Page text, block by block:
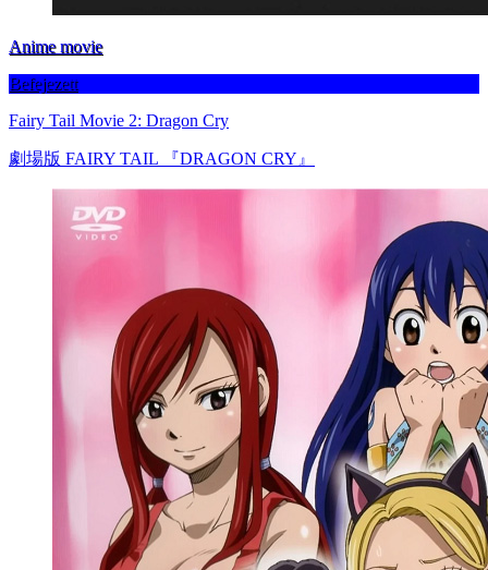
Anime movie
Befejezett
Fairy Tail Movie 2: Dragon Cry
劇場版 FAIRY TAIL 『DRAGON CRY』